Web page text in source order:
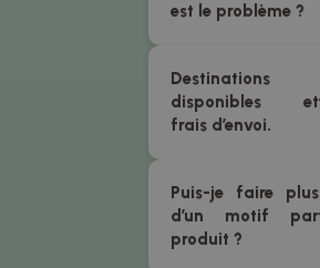
est le problème ?
Destinations
disponibles et
frais d’envoi.
Puis-je faire plus
d’un motif par
produit ?